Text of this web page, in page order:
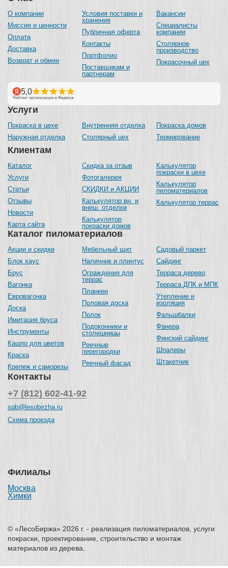
О компании
Миссия и ценности
Оплата
Доставка
Возврат и обмен
Условия поставки и
хранения
Публичная оферта
Контакты
Портфолио
Поставщикам и
партнерам
Вакансии
Специалисты
компании
Столярное
производство
Покрасочный цех
Каталог пиломатериалов
Акции и скидки
Блок хаус
Брус
Вагонка
Евровагонка
Доска
Имитация бруса
Инструменты
Кашпо для цветов
Краска
Крепеж и саморезы
Мебельный щит
Наличник и плинтус
Ограждения для
террас
Планкен
Половая доска
Полок
Подоконники и
столешницы
Реечные
перегородки
Реечный фасад
Садовый паркет
Сайдинг
Терраса дерево
Терраса ДПК и МПК
Утепление и
изоляция
Фальшбалки
Фанера
Финский сайдинг
Шпалеры
Штакетник
Услуги
Покраска в цехе
Наружная отделка
Внутренняя отделка
Столярный цех
Покраска домов
Термирование
Клиентам
Каталог
Услуги
Статьи
Отзывы
Новости
Карта сайта
Скидка за отзыв
Фотогалерея
СКИДКИ и АКЦИИ
Калькулятор вн. и
внеш. отделки
Калькулятор
покраски домов
Калькулятор
покраски в цехе
Калькулятор
пиломатериалов
Калькулятор террас
Контакты
+7 (812) 602-41-92
spb@lesobirzha.ru
Схема проезда
Филиалы
Москва
Химки
© «ЛесоБиржа» 2026 г. - реализация пиломатериалов, услуги
покраски, проектирование, строительство и монтаж
материалов из дерева.